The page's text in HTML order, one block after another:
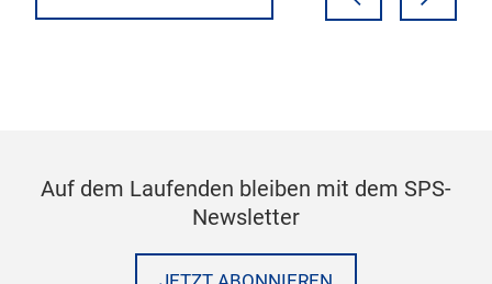
Auf dem Laufenden bleiben mit dem SPS-
Newsletter